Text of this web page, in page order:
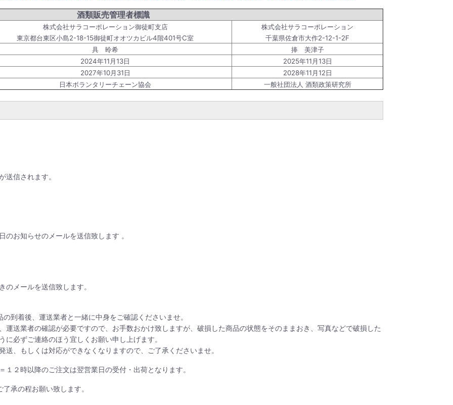
酒類販売管理者標識
株式会社サラコーポレーション御徒町支店
東京都台東区小島2-18-15御徒町オオツカビル4階401号C室
株式会社サラコーポレーション
千葉県佐倉市大作2-12-1-2F
具 昤希
捧 美津子
2024年11月13日
2025年11月13日
2027年10月31日
2028年11月12日
日本ボランタリーチェーン協会
一般社団法人 酒類政策研究所
送信されます。
お知らせのメールを送信致します 。
のメールを送信致します。
到着後、運送業者と一緒に中身をご確認くださいませ。
運送業者の確認が必要ですので、お手数おかけ致しますが、破損した商品の状態をそのままおき、写真などで破損した
必ずご連絡のほう宜しくお願い申し上げます。
、もしくは対応ができなくなりますので、ご了承くださいませ。
２時以降のご注文は翌営業日の受付・出荷となります。
承の程お願い致します。